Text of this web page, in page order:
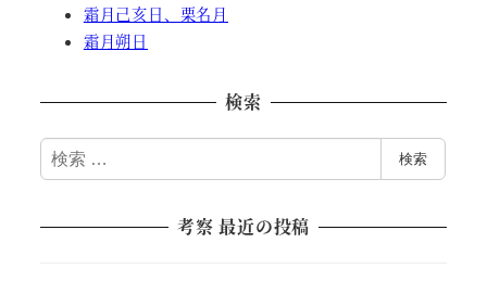
ジ
り
霜月己亥日、栗名月
霜月朔日
検索
検
索
検索
考察 最近の投稿